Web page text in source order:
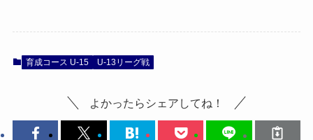
育成コース U-15 U-13リーグ戦
よかったらシェアしてね！